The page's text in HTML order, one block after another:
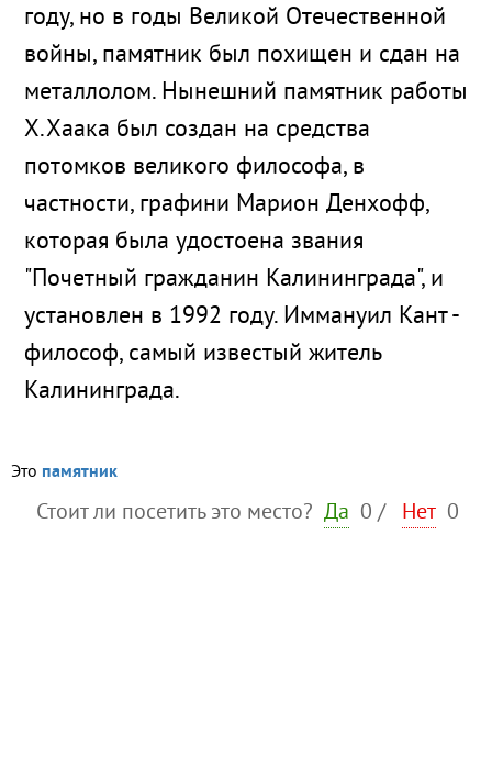
году, но в годы Великой Отечественной
войны, памятник был похищен и сдан на
металлолом. Нынешний памятник работы
Х.Хаака был создан на средства
потомков великого философа, в
частности, графини Марион Денхофф,
которая была удостоена звания
"Почетный гражданин Калининграда", и
установлен в 1992 году. Иммануил Кант -
философ, самый известый житель
Калининграда.
Это памятник
Стоит ли посетить это место? Да 0 / Нет 0